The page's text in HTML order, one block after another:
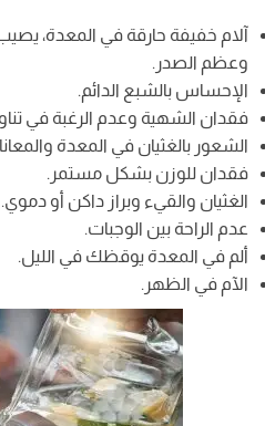
آلام خفيفة حارقة في المعدة،
وعظم الصدر.
الإحساس بالشبع الدائم.
فقدان الشهية وعدم الرغبة في
الشعور بالغثيان في المعدة
فقدان للوزن بشكل مستمر.
الغثيان والقيء وبراز داكن أو دموي.
عدم الراحة بين الوجبات.
ألم في المعدة يوقظك في الليل.
الآم في الظهر.